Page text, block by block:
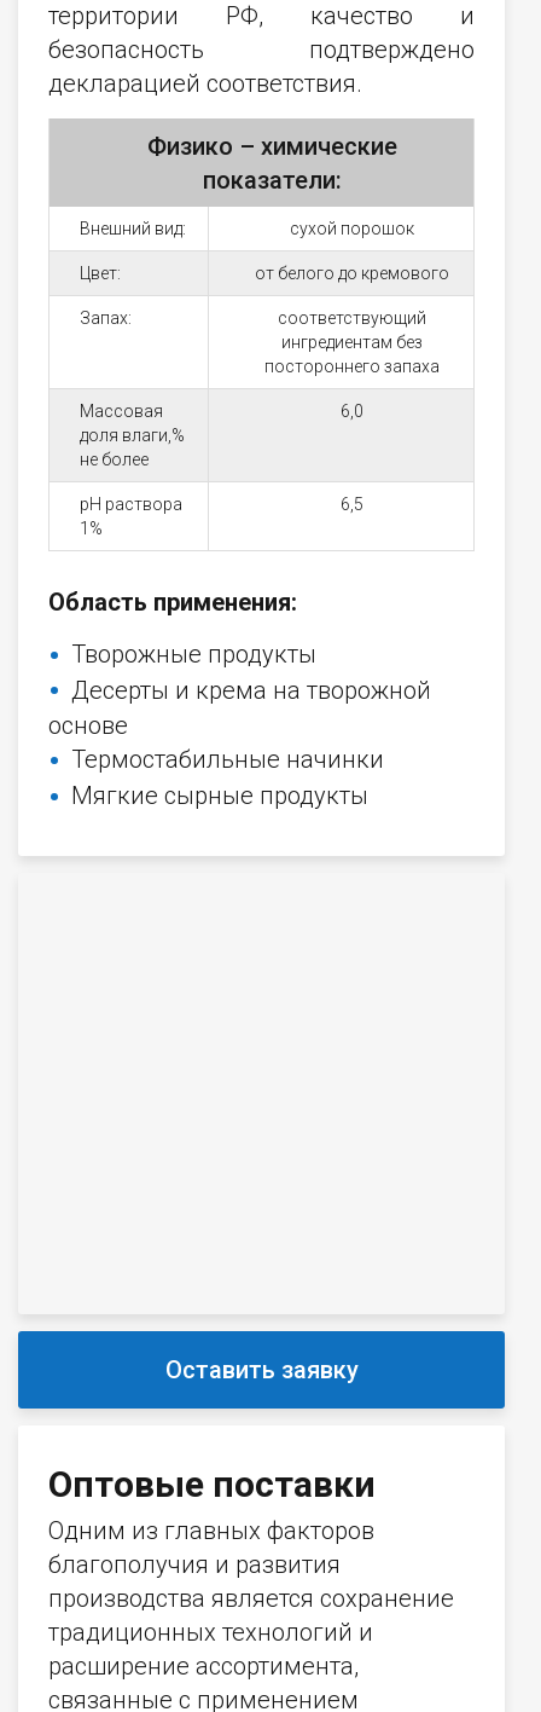
территории РФ, качество и
безопасность подтверждено
декларацией соответствия.
Физико – химические
показатели:
Внешний вид: сухой порошок
Цвет: от белого до кремового
Запах:
соответствующий
ингредиентам без
постороннего запаха
Массовая
доля влаги,%
не более
6,0
рН раствора
1%
6,5
Область применения:
Творожные продукты
Десерты и крема на творожной
основе
Термостабильные начинки
Мягкие сырные продукты
Оставить заявку
Оптовые поставки
Одним из главных факторов
благополучия и развития
производства является сохранение
традиционных технологий и
расширение ассортимента,
связанные с применением